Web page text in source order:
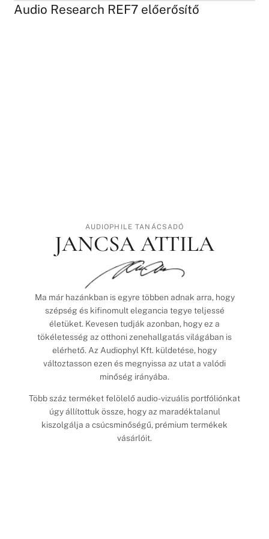
Audio Research REF7 előerősítő
AUDIOPHILE TANÁCSADÓ
JANCSA ATTILA
Ma már hazánkban is egyre többen adnak arra, hogy
szépség és kifinomult elegancia tegye teljessé
életüket. Kevesen tudják azonban, hogy ez a
tökéletesség az otthoni zenehallgatás világában is
elérhető. Az Audiophyl Kft. küldetése, hogy
változtasson ezen és megnyissa az utat a valódi
minőség irányába.
Több száz terméket felölelő audio-vizuális portfóliónkat
úgy állítottuk össze, hogy az maradéktalanul
kiszolgálja a csúcsminőségű, prémium termékek
vásárlóit.